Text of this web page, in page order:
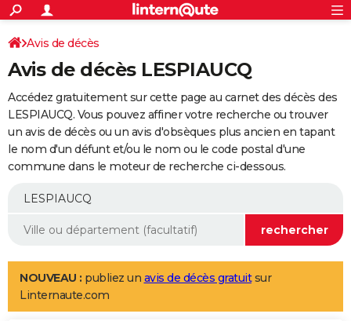
ACTUALITÉS
Politique
Société
Faits Divers
Education
Monde
Villes
+
SPORT
Coupe du monde 2026
Football
Tennis
Cyclisme
Rugby
Forum
Programme TV
TNTStreaming
Cinéma
Sorties cinéma
Musique
+FINANCE
Impôts
Immobilier
Risques naturels par ville
Banque
Assurance
Crédit
AUTO
Essais
Réserver un essai
Citadines
Berlines
SUV
Forum auto
+
Mobiles
Meilleur smartphone
Internet
Ordinateurs
Jeux vidéo
Guide high-tech
Aménagement intérieur
LIFESTYLE
Art de vivre
Bien-être
Loisirs
Mode
Modes de vie
Avis de décès
Avis de décès LESPIAUCQ
Accédez gratuitement sur cette page au carnet des décès des
LESPIAUCQ. Vous pouvez affiner votre recherche ou trouver
un avis de décès ou un avis d'obsèques plus ancien en tapant
le nom d'un défunt et/ou le nom ou le code postal d'une
commune dans le moteur de recherche ci-dessous.
NOUVEAU : publiez un avis de décès gratuitsur
Linternaute.com